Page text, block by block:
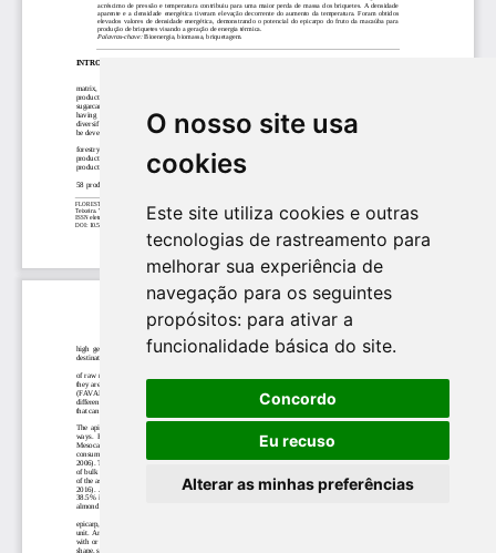
O nosso site usa
cookies
Este site utiliza cookies e outras
tecnologias de rastreamento para
melhorar sua experiência de
navegação para os seguintes
propósitos: para ativar a
funcionalidade básica do site.
Concordo
Eu recuso
Alterar as minhas preferências